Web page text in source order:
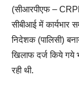
(सीआरपीएफ –
सीबीआई में कार्यभार
निदेशक (पालिसी)
खिलाफ दर्ज किये गये
रही थी.